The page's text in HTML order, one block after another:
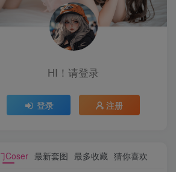
HI！请登录
登录 注册
Coser 最新套图 最多收藏 猜你喜欢
HI！请登录
登录 注册
Coser 最新套图 最多收藏 猜你喜欢